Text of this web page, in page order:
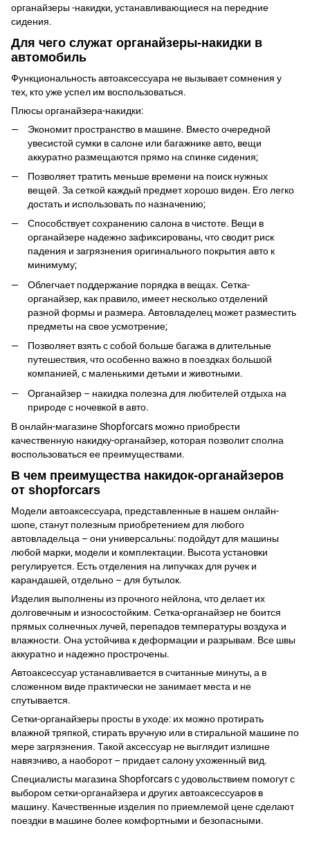
органайзеры -накидки, устанавливающиеся на передние
сидения.
Для чего служат органайзеры-накидки в
автомобиль
Функциональность автоаксессуара не вызывает сомнения у
тех, кто уже успел им воспользоваться.
Плюсы органайзера-накидки:
Экономит пространство в машине. Вместо очередной
увесистой сумки в салоне или багажнике авто, вещи
аккуратно размещаются прямо на спинке сидения;
Позволяет тратить меньше времени на поиск нужных
вещей. За сеткой каждый предмет хорошо виден. Его легко
достать и использовать по назначению;
Способствует сохранению салона в чистоте. Вещи в
органайзере надежно зафиксированы, что сводит риск
падения и загрязнения оригинального покрытия авто к
минимуму;
Облегчает поддержание порядка в вещах. Сетка-
органайзер, как правило, имеет несколько отделений
разной формы и размера. Автовладелец может разместить
предметы на свое усмотрение;
Позволяет взять с собой больше багажа в длительные
путешествия, что особенно важно в поездках большой
компанией, с маленькими детьми и животными.
Органайзер – накидка полезна для любителей отдыха на
природе с ночевкой в авто.
В онлайн-магазине Shopforcars можно приобрести
качественную накидку-органайзер, которая позволит сполна
воспользоваться ее преимуществами.
В чем преимущества накидок-органайзеров
от shopforcars
Модели автоаксессуара, представленные в нашем онлайн-
шопе, станут полезным приобретением для любого
автовладельца – они универсальны: подойдут для машины
любой марки, модели и комплектации. Высота установки
регулируется. Есть отделения на липучках для ручек и
карандашей, отдельно – для бутылок.
Изделия выполнены из прочного нейлона, что делает их
долговечным и износостойким. Сетка-органайзер не боится
прямых солнечных лучей, перепадов температуры воздуха и
влажности. Она устойчива к деформации и разрывам. Все швы
аккуратно и надежно прострочены.
Автоаксессуар устанавливается в считанные минуты, а в
сложенном виде практически не занимает места и не
спутывается.
Сетки-органайзеры просты в уходе: их можно протирать
влажной тряпкой, стирать вручную или в стиральной машине по
мере загрязнения. Такой аксессуар не выглядит излишне
навязчиво, а наоборот – придает салону ухоженный вид.
Специалисты магазина Shopforcars c удовольствием помогут с
выбором сетки-органайзера и других автоаксессуаров в
машину. Качественные изделия по приемлемой цене сделают
поездки в машине более комфортными и безопасными.